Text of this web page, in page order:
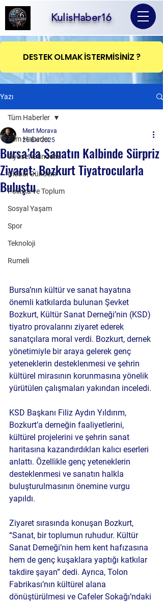
KulisHaber16
DESTEK OLMAK İSTERMİSİNİZ ?
Yazı
Tüm Haberler
Siyaset Gündemi
Global Gündem
Politika ve Toplum
Sosyal Yaşam
Spor
Teknoloji
Rumeli
Tüm Haberler
Bursa’da Sanatın Kalbinde Sürpriz
Ziyaret: Bozkurt Tiyatrocularla
Buluştu
Mert Morava
26 Eki 2025
Bursa’nın kültür ve sanat hayatına
önemli katkılarda bulunan Şevket
Bozkurt, Kültür Sanat Derneği’nin (KSD)
tiyatro provalarını ziyaret ederek
sanatçılara moral verdi. Bozkurt, dernek
yönetimiyle bir araya gelerek genç
yeteneklerin desteklenmesi ve şehrin
kültürel mirasının korunmasına yönelik
yürütülen çalışmaları yakından inceledi.
KSD Başkanı Filiz Aydın Yıldırım,
Bozkurt’a derneğin faaliyetlerini,
kültürel projelerini ve şehrin sanat
haritasına kazandırdıkları kalıcı eserleri
anlattı. Özellikle genç yeteneklerin
desteklenmesi ve sanatın halkla
buluşturulmasının önemine vurgu
yapıldı.
Ziyaret sırasında konuşan Bozkurt,
“Sanat, bir toplumun ruhudur. Kültür
Sanat Derneği’nin hem kent hafızasına
hem de genç kuşaklara yaptığı katkılar
takdire şayan” dedi. Ayrıca, Tolon
Fabrikası’nın kültürel alana
dönüştürülmesi ve Cafeler Sokağı’ndaki